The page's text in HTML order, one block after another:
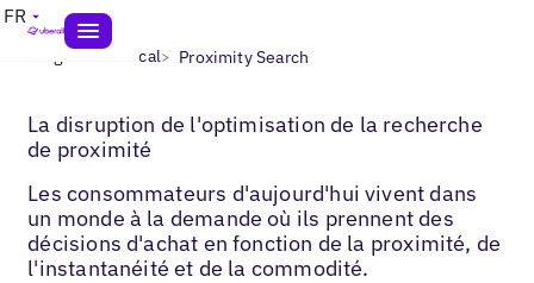
FR
Blogs> SEO local> Proximity Search
La disruption de l'optimisation de la recherche
de proximité
Les consommateurs d'aujourd'hui vivent dans
un monde à la demande où ils prennent des
décisions d'achat en fonction de la proximité, de
l'instantanéité et de la commodité.